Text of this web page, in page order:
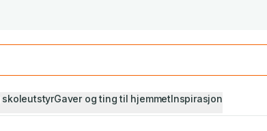
skoleutstyrGaver og ting til hjemmetInspirasjon